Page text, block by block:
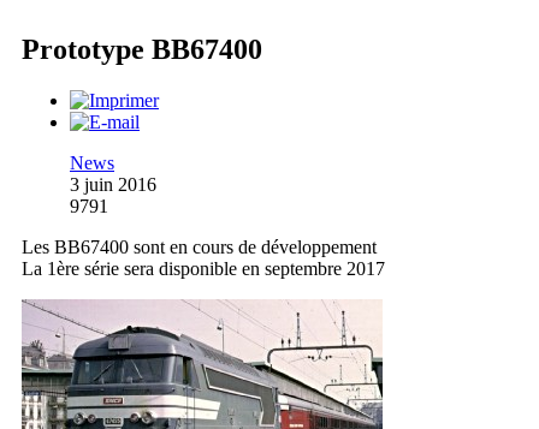
Prototype BB67400
News
3 juin 2016
9791
Les BB67400 sont en cours de développement
La 1ère série sera disponible en septembre 2017